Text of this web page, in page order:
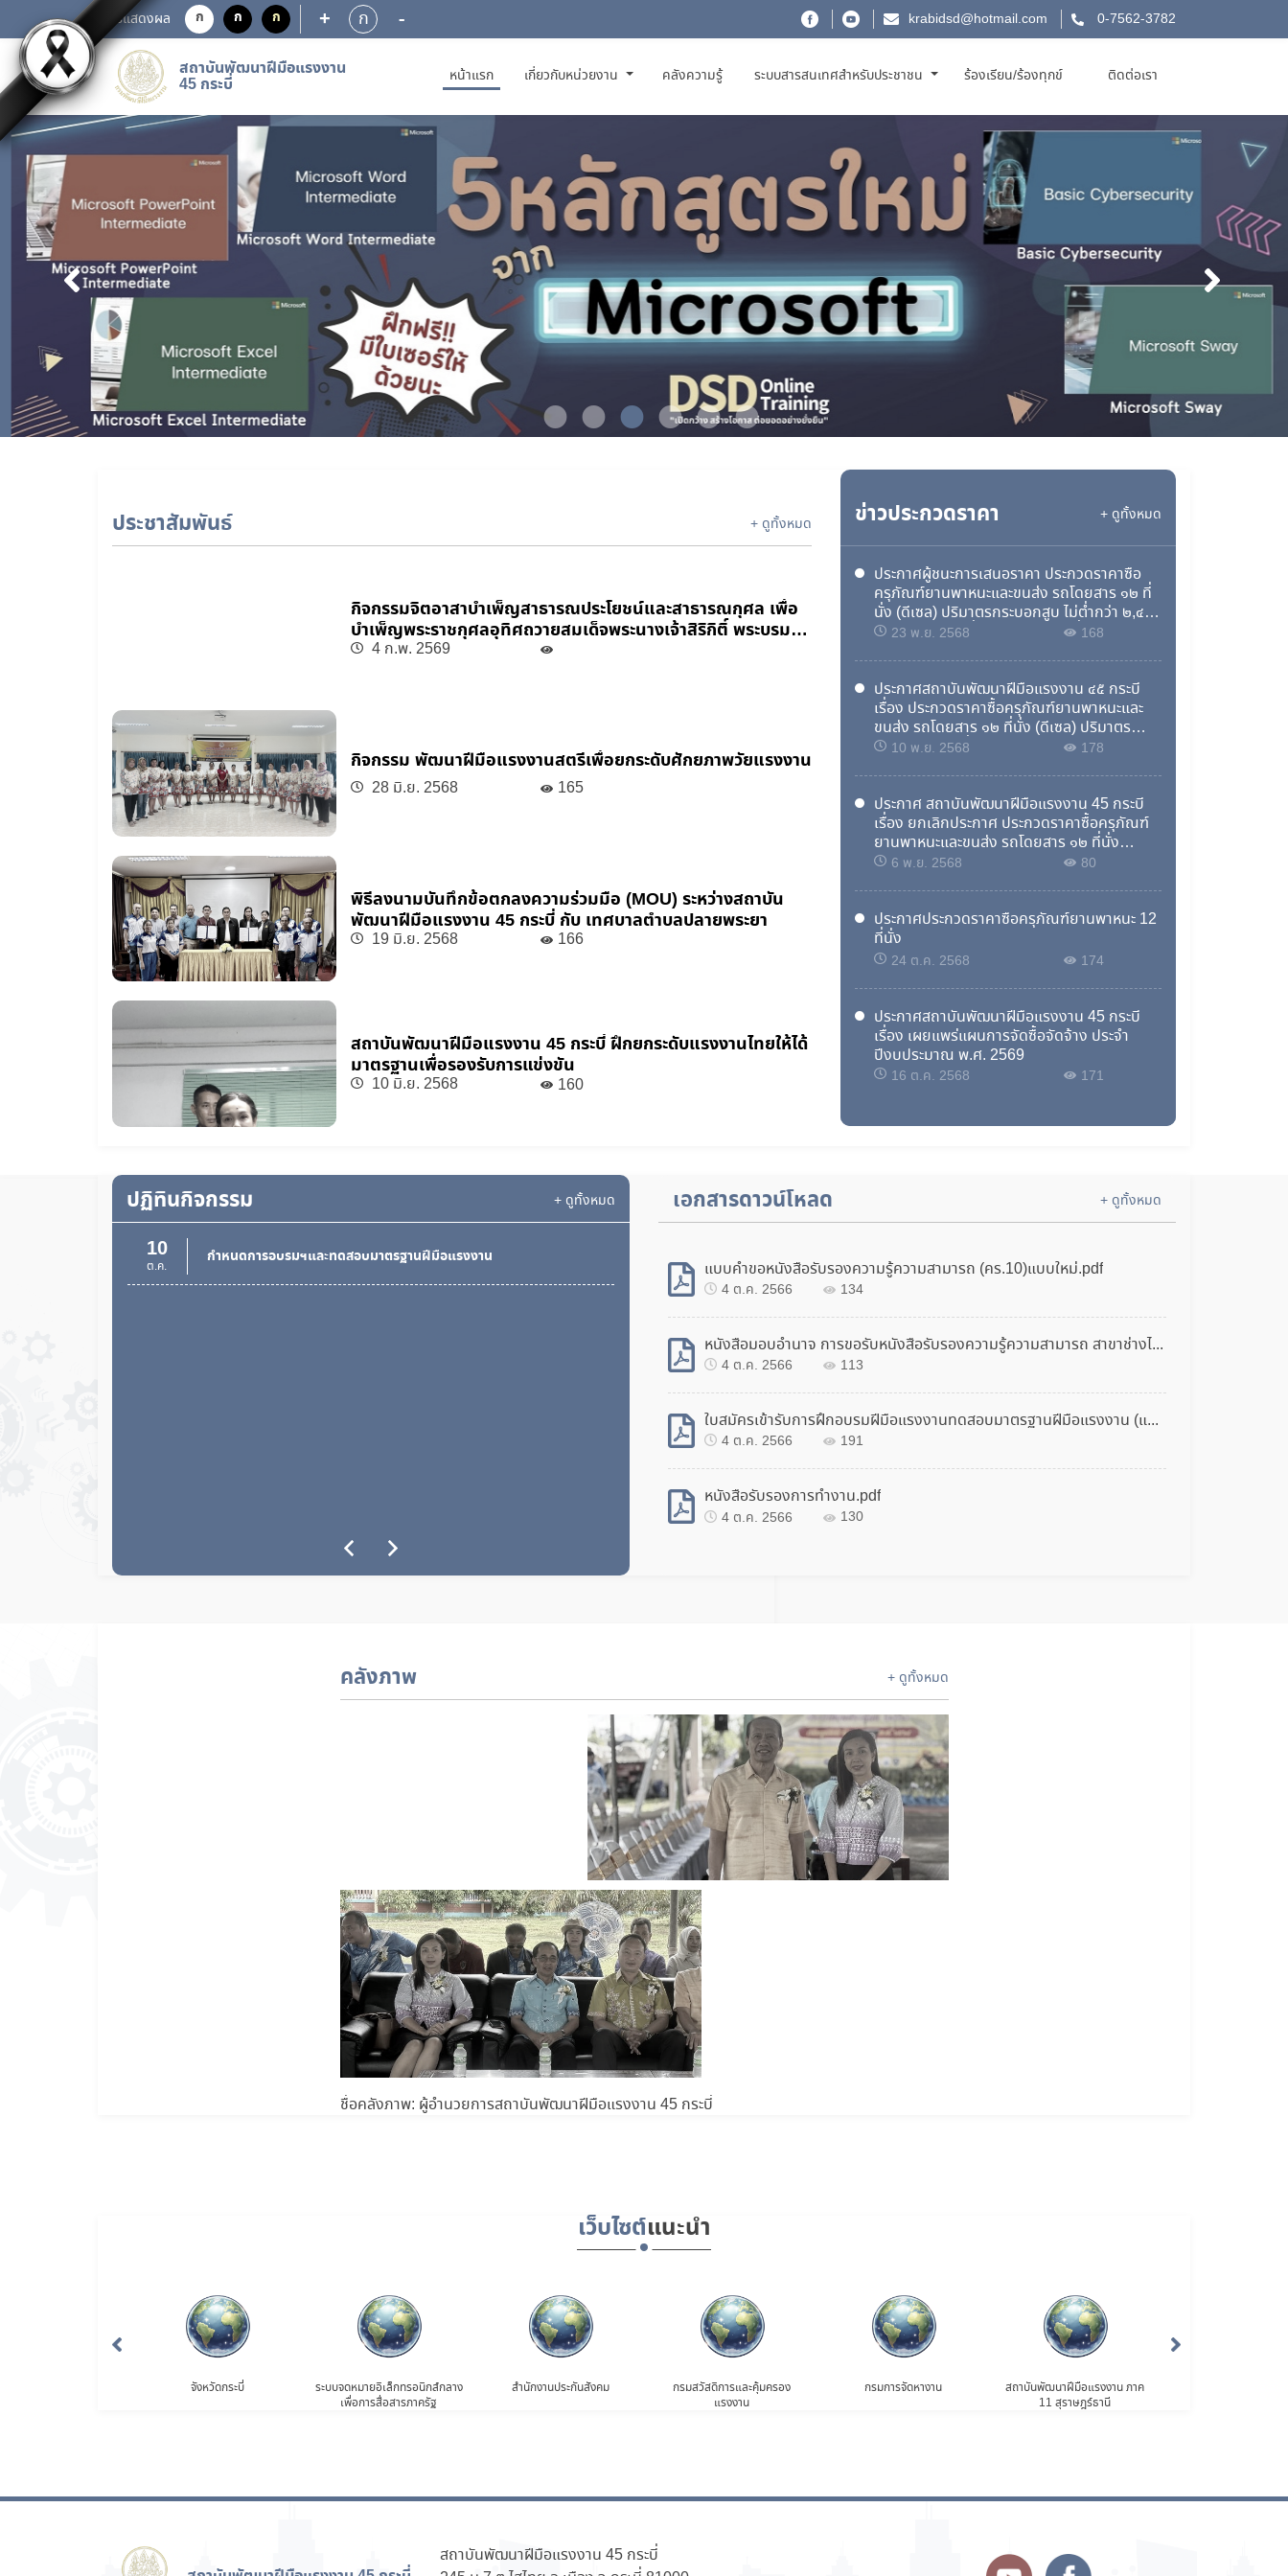
การแสดงผล ก ก ก + ก - krabidsd@hotmail.com 0-7562-3782
สถาบันพัฒนาฝีมือแรงงาน
45 กระบี่ หน้าแรก(CURRENT)
เกี่ยวกับหน่วยงาน คลังความรู้ ระบบสารสนเทศสำหรับประชาชน ร้องเรียน/ร้องทุกข์ ติดต่อเรา
ประชาสัมพันธ์ + ดูทั้งหมด
กิจกรรมจิตอาสาบำเพ็ญสาธารณประโยชน์และสาธารณกุศล เพื่อ
บำเพ็ญพระราชกุศลอุทิศถวายสมเด็จพระนางเจ้าสิริกิติ์ พระบรม
ราชินีนาถ พระบรมราชชนนีพันปีหลวง ในวาระครบ 100 วัน (สตม
4 ก.พ. 2569
กิจกรรม พัฒนาฝีมือแรงงานสตรีเพื่อยกระดับศักยภาพวัยแรงงาน
28 มิ.ย. 2568 165
พิธีลงนามบันทึกข้อตกลงความร่วมมือ (MOU) ระหว่างสถาบัน
พัฒนาฝีมือแรงงาน 45 กระบี่ กับ เทศบาลตำบลปลายพระยา
19 มิ.ย. 2568 166
สถาบันพัฒนาฝีมือแรงงาน 45 กระบี่ ฝึกยกระดับแรงงานไทยให้ได้
มาตรฐานเพื่อรองรับการแข่งขัน
10 มิ.ย. 2568 160
ข่าวประกวดราคา + ดูทั้งหมด
ประกาศผู้ชนะการเสนอราคา ประกวดราคาซื้อ
ครุภัณฑ์ยานพาหนะและขนส่ง รถโดยสาร ๑๒ ที่
นั่ง (ดีเซล) ปริมาตรกระบอกสูบ ไม่ต่ำกว่า ๒,๔๐๐
ซีซี หรือกำลังเครื่องยนต์สูงสุดไม่ต่ำกว่า ๙๐ กิโล
bidding)
23 พ.ย. 2568 168
ประกาศสถาบันพัฒนาฝีมือแรงงาน ๔๕ กระบี่
เรื่อง ประกวดราคาซื้อครุภัณฑ์ยานพาหนะและ
ขนส่ง รถโดยสาร ๑๒ ที่นั่ง (ดีเซล) ปริมาตร
กระบอกสูบ ไม่ต่ำกว่า ๒,๔๐๐ ซีซี หรือกำลัง
ประกวดราคาอิเล็กทรอนิกส์ (e-bidding)
10 พ.ย. 2568 178
ประกาศ สถาบันพัฒนาฝีมือแรงงาน 45 กระบี่
เรื่อง ยกเลิกประกาศ ประกวดราคาซื้อครุภัณฑ์
ยานพาหนะและขนส่ง รถโดยสาร ๑๒ ที่นั่ง
(ดีเซล)
6 พ.ย. 2568 80
ประกาศประกวดราคาซื้อครุภัณฑ์ยานพาหนะ 12
ที่นั่ง
24 ต.ค. 2568 174
ประกาศสถาบันพัฒนาฝีมือแรงงาน 45 กระบี่
เรื่อง เผยแพร่แผนการจัดซื้อจัดจ้าง ประจำ
ปีงบประมาณ พ.ศ. 2569
16 ต.ค. 2568 171
ประกาศสถาบันพัฒนาฝีมือแรงงาน 45 กระบี่
เสนอราคา ประกวดราคาซื้อครุภัณฑ์การศึกษา
ประกวดราคาอิเล็กทรอนิกส์ (e-bidding) ลงวัน
ที่ 28 พ.ค. 2568
ฝึกอบรม ฯ ด้วยวิธี e-bidding
20 พ.ค. 2568 144
ครุภัณฑ์การศึกษา ชุดฝึกพัฒนาทักษะแรงงาน
อาชีพ ด้วยวิธีประกวดราคาอิเล็กทรอนิกส์ (e-
bidding)
ปฏิทินกิจกรรม + ดูทั้งหมด
10
ต.ค. กำหนดการอบรมฯและทดสอบมาตรฐานฝีมือแรงงาน
เอกสารดาวน์โหลด + ดูทั้งหมด
แบบคำขอหนังสือรับรองความรู้ความสามารถ (คร.10)แบบใหม่.pdf
4 ต.ค. 2566 134
หนังสือมอบอำนาจ การขอรับหนังสือรับรองความรู้ความสามารถ สาขาช่างไฟฟ้าภายในอาคาร ระดับ 1.pdf
4 ต.ค. 2566 113
ใบสมัครเข้ารับการฝึกอบรมฝีมือแรงงานทดสอบมาตรฐานฝีมือแรงงาน (แบบใหม่).pdf
4 ต.ค. 2566 191
หนังสือรับรองการทำงาน.pdf
4 ต.ค. 2566 130
คลังภาพ + ดูทั้งหมด
ชื่อคลังภาพ: ผู้อำนวยการสถาบันพัฒนาฝีมือแรงงาน 45 กระบี่
เว็บไซต์แนะนำ
จังหวัดกระบี่
ระบบจดหมายอิเล็กทรอนิกส์กลาง
เพื่อการสื่อสารภาครัฐ
สำนักงานประกันสังคม
กรมสวัสดิการและคุ้มครอง
แรงงาน
กรมการจัดหางาน
สถาบันพัฒนาฝีมือแรงงาน ภาค
11 สุราษฎร์ธานี
สถาบันพัฒนาฝีมือแรงงาน 45 กระบี่